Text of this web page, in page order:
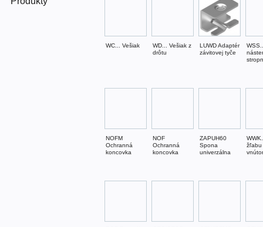
WC... Vešiak
WD... Vešiak z
drôtu
LUWD Adaptér
závitovej tyče
NOFM
Ochranná
koncovka
NOF
Ochranná
koncovka
ZAPUH60
Spona
univerzálna
žľabu